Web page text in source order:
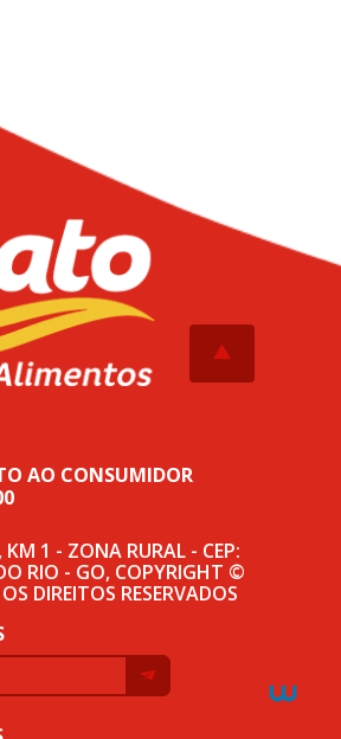
AO CONSUMIDOR
1 - ZONA RURAL - CEP:
RIO - GO, COPYRIGHT ©
DIREITOS RESERVADOS